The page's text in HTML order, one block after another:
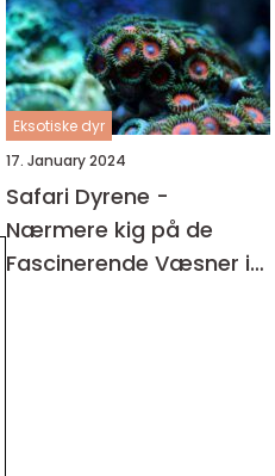
Eksotiske dyr
17. January 2024
Safari Dyrene -
Nærmere kig på de
Fascinerende Væsner i